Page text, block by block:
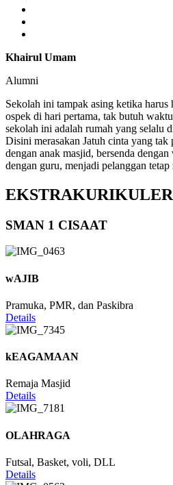
Khairul Umam
Alumni
Sekolah ini tampak asing ketika
ospek di hari pertama, tak butuh
sekolah ini adalah rumah yang selalu
Disini merasakan Jatuh cinta yang tak
dengan anak masjid, bersenda
dengan guru, menjadi pelanggan tetap
EKSTRAKURIKULER
SMAN 1 CISAAT
wAJIB
Pramuka, PMR, dan Paskibra
Details
kEAGAMAAN
Remaja Masjid
Details
OLAHRAGA
Futsal, Basket, voli, DLL
Details